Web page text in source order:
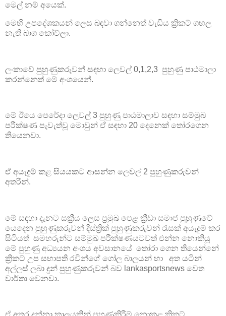
මෙල් නම් අයෙක්.
මෙහි උපදේශකයන් ලෙස බඳවා ගන්නෙත් වැඩිය ක්‍රිකට් ගහල
නැති බාග කෝච්ලා.
ලංකාවේ පුහුණුකරුවන් සඳහා ලෙවල් 0,1,2,3 පුහුණු පාඨමාලා
කරන්නෙත් මේ අංශයෙන්.
මේ ඊයෙ පෙරේදා ලෙවල් 3 පුහුණු පාඨමාලාව සඳහා සම්මුඛ
පරීක්ෂණ පැවැත්වූ මොවුන් ඒ සඳහා 20 දෙනෙක් තෝරගෙන
තියෙනවා.
ඒ අයැදුම් කළ සියයකට ආසන්න ලෙවල් 2 පුහුණුකරුවන්
අතරින්.
මේ සඳහා දැනට සක්‍රීය ලෙස ප්‍රමුඛ පෙළ ක්‍රීඩා සමාජ පුහුණුවේ
යෙදෙන පුහුණුකරුවන් දිස්ත්‍රික් පුහුණුකරුවන් රැසක් අයැදුම් කර
සිටියත් සමහරුන්ට සම්මුඛ පරීක්ෂණයටවත් එන්න නොකියූ
මේ පුහුණු අධ්‍යයන අංශය අවසානයේ තෝරා ගෙන තියෙන්නේ
ක්‍රිකට් උප සභාපති රවින්ගේ ගෝල බාලයන් හා අත යටින්
අල්ලස් ලබා දුන් පුහුණුකරුවන් බව lankasportsnews වෙත
වාර්තා වෙනවා.